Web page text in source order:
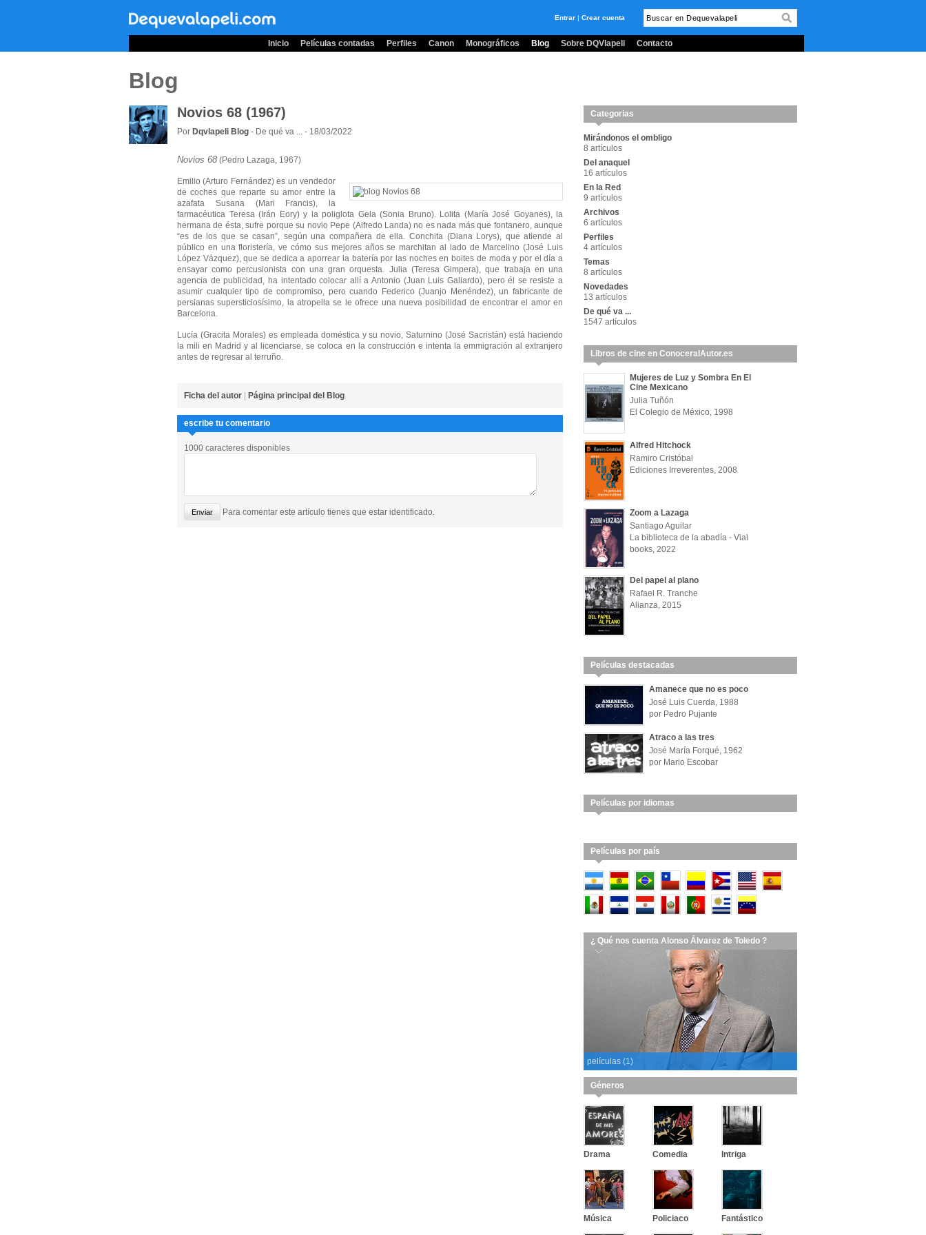
Entrar | Crear cuenta
Inicio Películas contadas Perfiles Canon Monográficos Blog Sobre DQVlapeli Contacto
Blog
Novios 68 (1967)
Por Dqvlapeli Blog - De qué va ... - 18/03/2022
Novios 68 (Pedro Lazaga, 1967)
Emilio (Arturo Fernández) es un vendedor
de coches que reparte su amor entre la
azafata Susana (Mari Francis), la
farmacéutica Teresa (Irán Eory) y la poliglota Gela (Sonia Bruno). Lolita (María José Goyanes), la
hermana de ésta, sufre porque su novio Pepe (Alfredo Landa) no es nada más que fontanero, aunque
“es de los que se casan”, según una compañera de ella. Conchita (Diana Lorys), que atiende al
público en una floristería, ve cómo sus mejores años se marchitan al lado de Marcelino (José Luis
López Vázquez), que se dedica a aporrear la batería por las noches en boites de moda y por el día a
ensayar como percusionista con una gran orquesta. Julia (Teresa Gimpera), que trabaja en una
agencia de publicidad, ha intentado colocar allí a Antonio (Juan Luis Galiardo), pero él se resiste a
asumir cualquier tipo de compromiso, pero cuando Federico (Juanjo Menéndez), un fabricante de
persianas supersticiosísimo, la atropella se le ofrece una nueva posibilidad de encontrar el amor en
Barcelona.
Lucía (Gracita Morales) es empleada doméstica y su novio, Saturnino (José Sacristán) está haciendo
la mili en Madrid y al licenciarse, se coloca en la construcción e intenta la emmigración al extranjero
antes de regresar al terruño.
Ficha del autor Página principal del Blog
escribe tu comentario
1000 caracteres disponibles
Para comentar este artículo tienes que estar identificado.
Categorias
Mirándonos el ombligo
8 artículos
Del anaquel
16 artículos
En la Red
9 artículos
Archivos
6 artículos
Perfiles
4 artículos
Temas
8 artículos
Novedades
13 artículos
De qué va ...
1547 artículos
Libros de cine en ConoceralAutor.es
Mujeres de Luz y Sombra En El
Cine Mexicano
Julia Tuñón
El Colegio de México, 1998
Alfred Hitchock
Ramiro Cristóbal
Ediciones Irreverentes, 2008
Zoom a Lazaga
Santiago Aguilar
La biblioteca de la abadía - Vial
books, 2022
Del papel al plano
Rafael R. Tranche
Alianza, 2015
Películas destacadas
Amanece que no es poco
José Luis Cuerda, 1988
por Pedro Pujante
Atraco a las tres
José María Forqué, 1962
por Mario Escobar
Películas por idiomas
Películas por país
¿ Qué nos cuenta Alonso Álvarez de Toledo ?
películas (1)
Géneros
Drama Comedia Intriga
Música Policiaco Fantástico